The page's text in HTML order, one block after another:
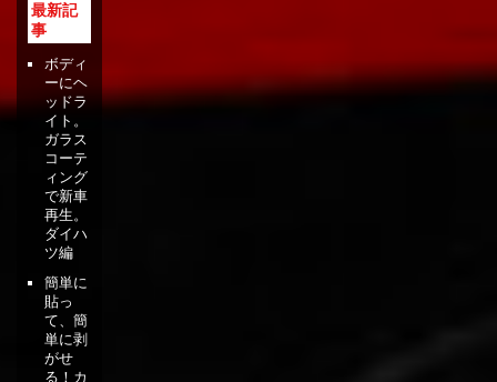
最新記
事
ボディ
ーにヘ
ッドラ
イト。
ガラス
コーテ
ィング
で新車
再生。
ダイハ
ツ編
簡単に
貼っ
て、簡
単に剥
がせ
る！カ